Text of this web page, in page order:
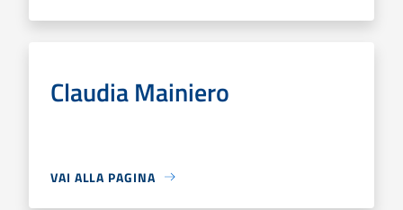
Claudia Mainiero
VAI ALLA PAGINA